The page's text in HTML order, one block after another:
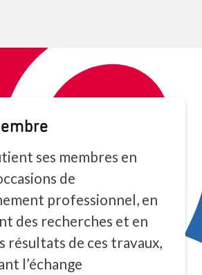
ses membres en
de
professionnel, en
des recherches et en
résultats de ces travaux,
l’échange